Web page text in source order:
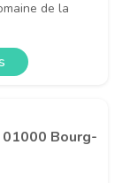
de la
01000 Bourg-